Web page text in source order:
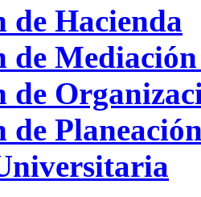
de Hacienda
de
de
de